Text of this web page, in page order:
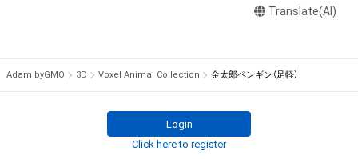
に反する利用またはその恐れのある利用など、作成者が不適切
・フクロウ（3種類）▶adam.jp/airdrops/VAC-OWL
adam.jp/airdrops/VAC-NY2024
Translate(AI)
Adam byGMO 3D Voxel Animal Collection 金太郎ペンギン（足軽）
Login
Click here to register